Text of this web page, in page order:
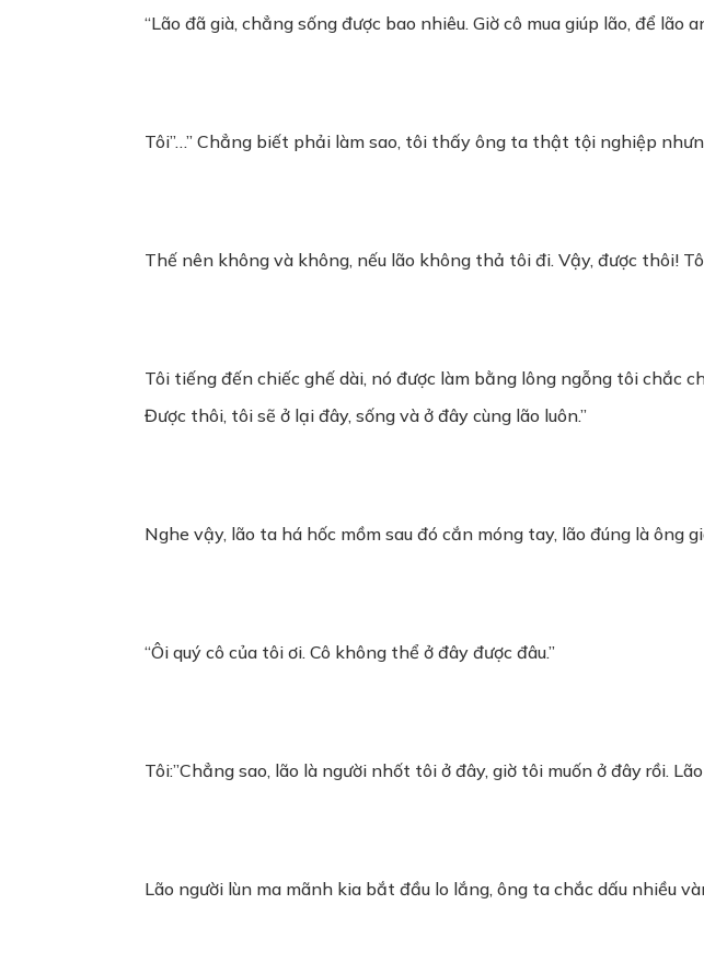
“Lão đã già, chẳng sống được bao nhiêu. Giờ cô mua giúp lão, để lão
Tôi”…” Chẳng biết phải làm sao, tôi thấy ông ta thật tội nghiệp
Thế nên không và không, nếu lão không thả tôi đi. Vậy, được thôi!
Tôi tiếng đến chiếc ghế dài, nó được làm bằng lông ngỗng tôi chắc
Được thôi, tôi sẽ ở lại đây, sống và ở đây cùng lão luôn.”
Nghe vậy, lão ta há hốc mồm sau đó cắn móng tay, lão đúng là ông
“Ôi quý cô của tôi ơi. Cô không thể ở đây được đâu.”
Tôi:”Chẳng sao, lão là người nhốt tôi ở đây, giờ tôi muốn ở đây rồi.
Lão người lùn ma mãnh kia bắt đầu lo lắng, ông ta chắc dấu nhiều